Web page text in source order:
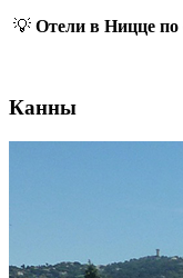
💡 Отели в Ницце по
Канны